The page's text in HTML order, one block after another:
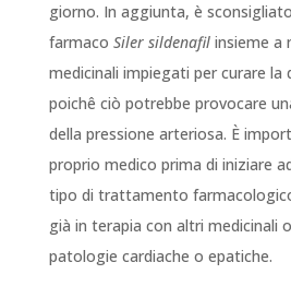
giorno. In aggiunta, è
farmaco Siler sildenafilinsieme a
medicinali impiegati per curare la
poichê ciò potrebbe provocare
della pressione arteriosa. È
proprio medico prima di iniziare
tipo di trattamento
già in terapia con altri medicinali
patologie cardiache o epatiche.